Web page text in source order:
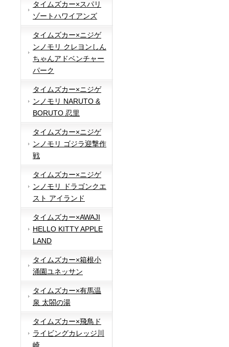
タイムズカー×スパリ
ゾートハワイアンズ
タイムズカー×ニジゲ
ンノモリ クレヨンしん
ちゃんアドベンチャー
パーク
タイムズカー×ニジゲ
ンノモリ NARUTO &
BORUTO 忍里
タイムズカー×ニジゲ
ンノモリ ゴジラ迎撃作
戦
タイムズカー×ニジゲ
ンノモリ ドラゴンクエ
スト アイランド
タイムズカー×AWAJI
HELLO KITTY APPLE
LAND
タイムズカー×箱根小
涌園ユネッサン
タイムズカー×有馬温
泉 太閤の湯
タイムズカー×飛鳥ド
ライビングカレッジ川
崎